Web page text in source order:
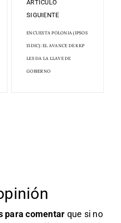
ARTÍCULO
SIGUIENTE
ENCUESTA POLONIA (IPSOS
15DIC): EL AVANCE DE KKP
LES DA LA LLAVE DE
GOBIERNO
para comentar que si no